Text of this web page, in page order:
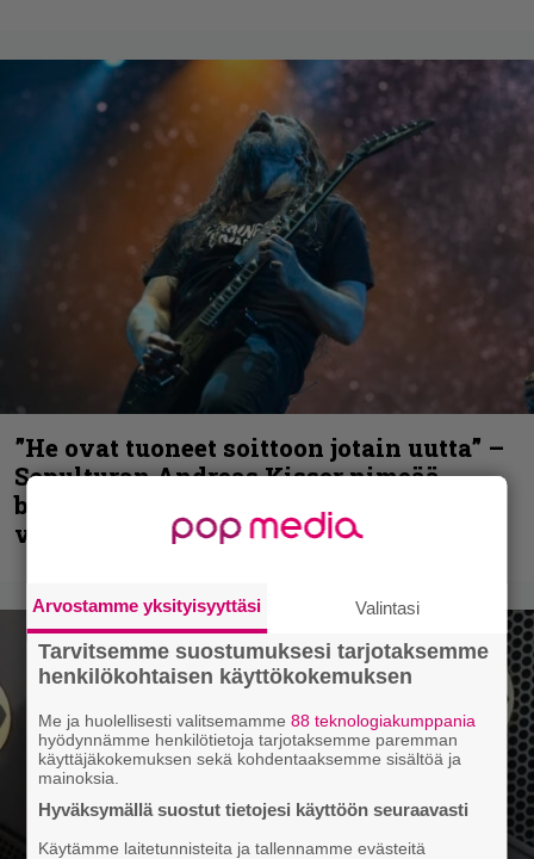
”He ovat tuoneet soittoon jotain uutta” –
Sepulturan Andreas Kisser nimeää
bändin, jonka riffit ovat tehneet
vaikutuksen
Arvostamme yksityisyyttäsi Valintasi
Tarvitsemme suostumuksesi tarjotaksemme
henkilökohtaisen käyttökokemuksen
Me ja huolellisesti valitsemamme88 teknologiakumppania
hyödynnämme henkilötietoja tarjotaksemme paremman
käyttäjäkokemuksen sekä kohdentaaksemme sisältöä ja
mainoksia.
Hyväksymällä suostut tietojesi käyttöön seuraavasti
Käytämme laitetunnisteita ja tallennamme evästeitä